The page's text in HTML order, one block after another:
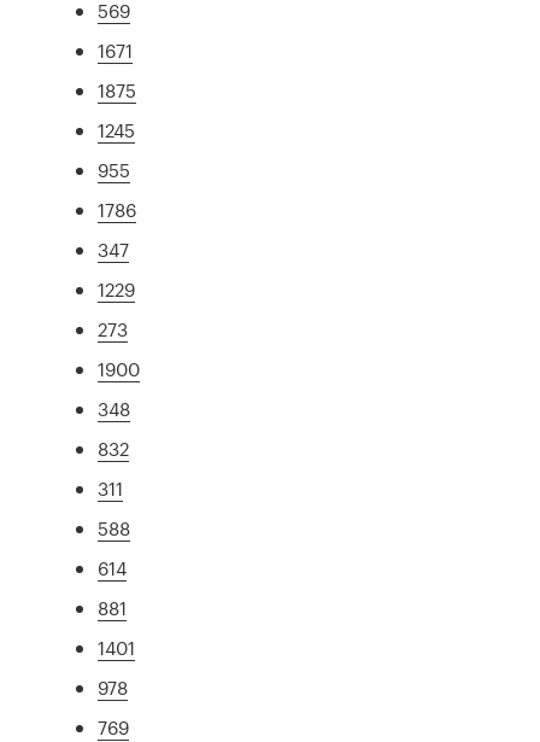
569
1671
1875
1245
955
1786
347
1229
273
1900
348
832
311
588
614
881
1401
978
769